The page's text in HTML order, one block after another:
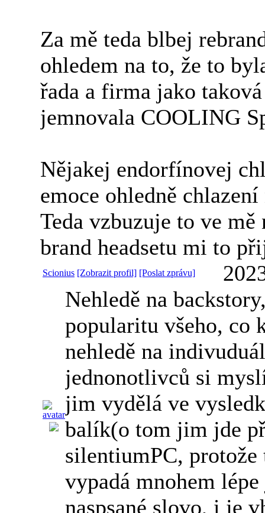
Za mě teda blbej
ohledem na to, že to
řada a firma jako
jemnovala COOLING
Nějakej endorfínovej
emoce ohledně
Teda vzbuzuje to ve mě
brand headsetu mi to
Scionius [Zobrazit profil] [Poslat zprávu]
Nehledě na
popularitu všeho, co
nehledě na
jednonotlivců si
jim vydělá ve
balík(o tom jim jde
silentiumPC, protože
vypadá mnohem
naspsané slovo, i je